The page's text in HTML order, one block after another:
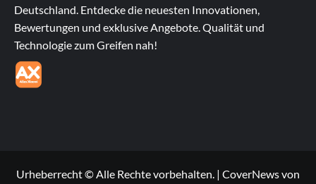
Deutschland. Entdecke die neuesten Innovationen,
Bewertungen und exklusive Angebote. Qualität und
Technologie zum Greifen nah!
Urheberrecht © Alle Rechte vorbehalten. | CoverNewsvon